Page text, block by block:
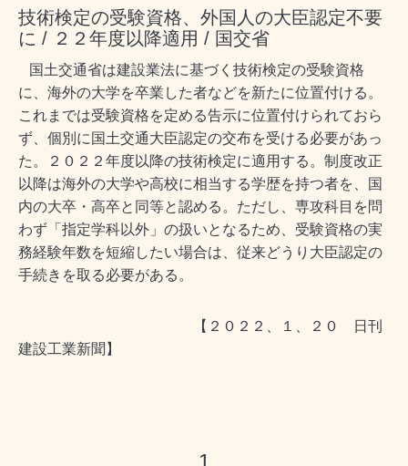
技術検定の受験資格、外国人の大臣認定不要
に / ２２年度以降適用 / 国交省
国土交通省は建設業法に基づく技術検定の受験資格
に、海外の大学を卒業した者などを新たに位置付ける。
これまでは受験資格を定める告示に位置付けられておら
ず、個別に国土交通大臣認定の交布を受ける必要があっ
た。２０２２年度以降の技術検定に適用する。制度改正
以降は海外の大学や高校に相当する学歴を持つ者を、国
内の大卒・高卒と同等と認める。ただし、専攻科目を問
わず「指定学科以外」の扱いとなるため、受験資格の実
務経験年数を短縮したい場合は、従来どうり大臣認定の
手続きを取る必要がある。
【２０２２、１、２０ 日刊
建設工業新聞】